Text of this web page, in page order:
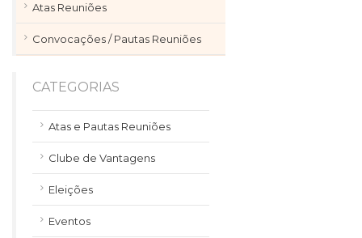
Atas Reuniões
Convocações / Pautas Reuniões
CATEGORIAS
Atas e Pautas Reuniões
Clube de Vantagens
Eleições
Eventos